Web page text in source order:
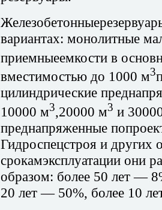
вариантах: монолитные
приемныеемкости в
вместимостью до 1000 м3
цилиндрические
10000 м3,20000 м3 и
преднапряженные
Гидроспецстроя и других
срокамэксплуатации они
образом: более 50 лет —
20 лет — 50%, более 10